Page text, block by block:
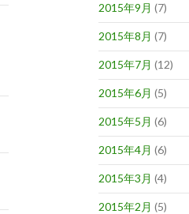
2015年9月 (7)
2015年8月 (7)
2015年7月 (12)
2015年6月 (5)
2015年5月 (6)
2015年4月 (6)
2015年3月 (4)
2015年2月 (5)